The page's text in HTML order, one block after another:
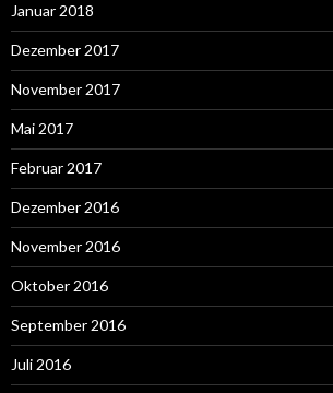
Januar 2018
Dezember 2017
November 2017
Mai 2017
Februar 2017
Dezember 2016
November 2016
Oktober 2016
September 2016
Juli 2016